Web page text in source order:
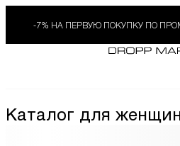
-7% НА ПЕРВУЮ ПОКУПКУ ПО
Каталог для